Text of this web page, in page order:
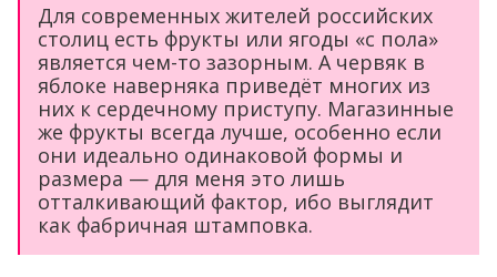
Для современных жителей российских
столиц есть фрукты или ягоды «с пола»
является чем-то зазорным. А червяк в
яблоке наверняка приведёт многих из
них к сердечному приступу. Магазинные
же фрукты всегда лучше, особенно если
они идеально одинаковой формы и
размера — для меня это лишь
отталкивающий фактор, ибо выглядит
как фабричная штамповка.